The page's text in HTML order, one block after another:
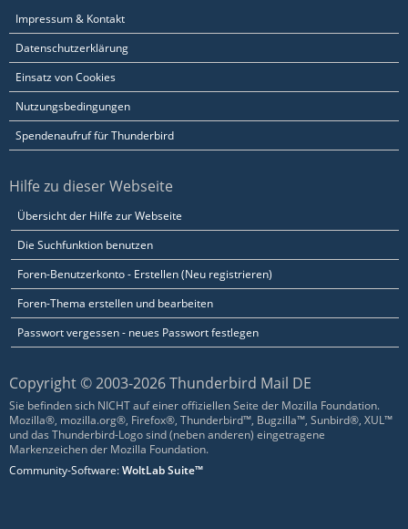
Impressum & Kontakt
Datenschutzerklärung
Einsatz von Cookies
Nutzungsbedingungen
Spendenaufruf für Thunderbird
Hilfe zu dieser Webseite
Übersicht der Hilfe zur Webseite
Die Suchfunktion benutzen
Foren-Benutzerkonto - Erstellen (Neu registrieren)
Foren-Thema erstellen und bearbeiten
Passwort vergessen - neues Passwort festlegen
Copyright © 2003-2026 Thunderbird Mail DE
Sie befinden sich NICHT auf einer offiziellen Seite der Mozilla Foundation.
Mozilla®, mozilla.org®, Firefox®, Thunderbird™, Bugzilla™, Sunbird®, XUL™
und das Thunderbird-Logo sind (neben anderen) eingetragene
Markenzeichen der Mozilla Foundation.
Community-Software:WoltLab Suite™